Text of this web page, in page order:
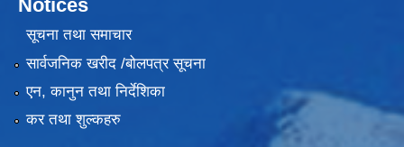
Notices
सूचना तथा समाचार
सार्वजनिक खरीद /बोलपत्र सूचना
एन, कानुन तथा निर्देशिका
कर तथा शुल्कहरु